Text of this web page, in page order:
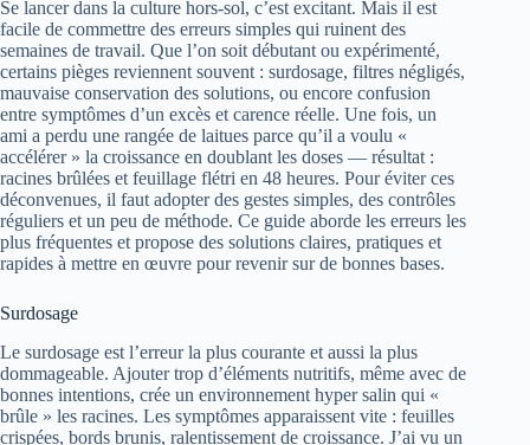
Se lancer dans la culture hors-sol, c’est excitant. Mais il est
facile de commettre des erreurs simples qui ruinent des
semaines de travail. Que l’on soit débutant ou expérimenté,
certains pièges reviennent souvent : surdosage, filtres négligés,
mauvaise conservation des solutions, ou encore confusion
entre symptômes d’un excès et carence réelle. Une fois, un
ami a perdu une rangée de laitues parce qu’il a voulu «
accélérer » la croissance en doublant les doses — résultat :
racines brûlées et feuillage flétri en 48 heures. Pour éviter ces
déconvenues, il faut adopter des gestes simples, des contrôles
réguliers et un peu de méthode. Ce guide aborde les erreurs les
plus fréquentes et propose des solutions claires, pratiques et
rapides à mettre en œuvre pour revenir sur de bonnes bases.
Surdosage
Le surdosage est l’erreur la plus courante et aussi la plus
dommageable. Ajouter trop d’éléments nutritifs, même avec de
bonnes intentions, crée un environnement hyper salin qui «
brûle » les racines. Les symptômes apparaissent vite : feuilles
crispées, bords brunis, ralentissement de croissance. J’ai vu un